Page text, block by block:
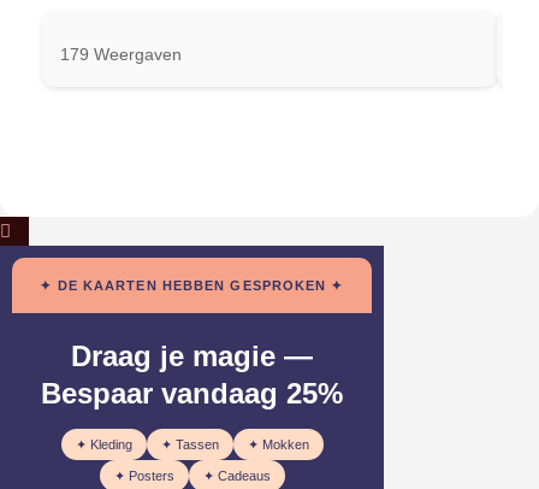
179 Weergaven
✦ DE KAARTEN HEBBEN GESPROKEN ✦
Draag je magie —
Bespaar vandaag 25%
✦ Kleding ✦ Tassen ✦ Mokken
✦ Posters ✦ Cadeaus